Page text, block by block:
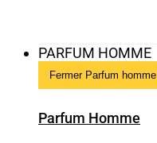
PARFUM HOMME
Fermer Parfum homme
Parfum Homme